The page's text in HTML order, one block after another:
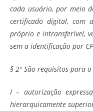
cada usuário, por meio
certificado digital, com
próprio e intransferível,
sem a identificação por
§ 2º São requisitos para
I – autorização
hierarquicamente